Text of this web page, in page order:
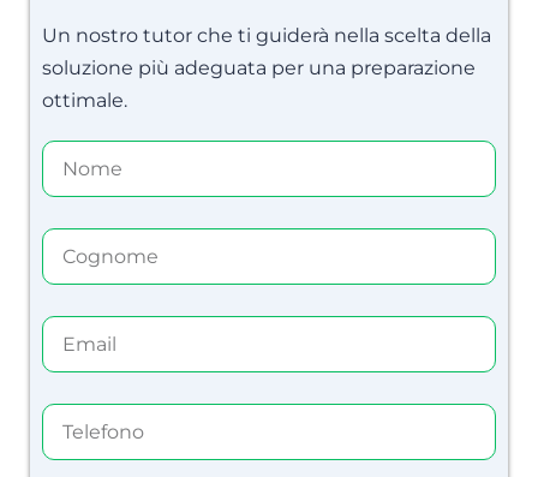
Un nostro tutor che ti guiderà nella scelta della
soluzione più adeguata per una preparazione
ottimale.